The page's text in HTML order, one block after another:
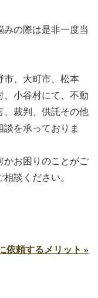
の際は是非一度当
市、大町市、松本
、小谷村にて、不動
、裁判、供託その他
を承っておりま
かお困りのことがご
談ください。
依頼するメリット »